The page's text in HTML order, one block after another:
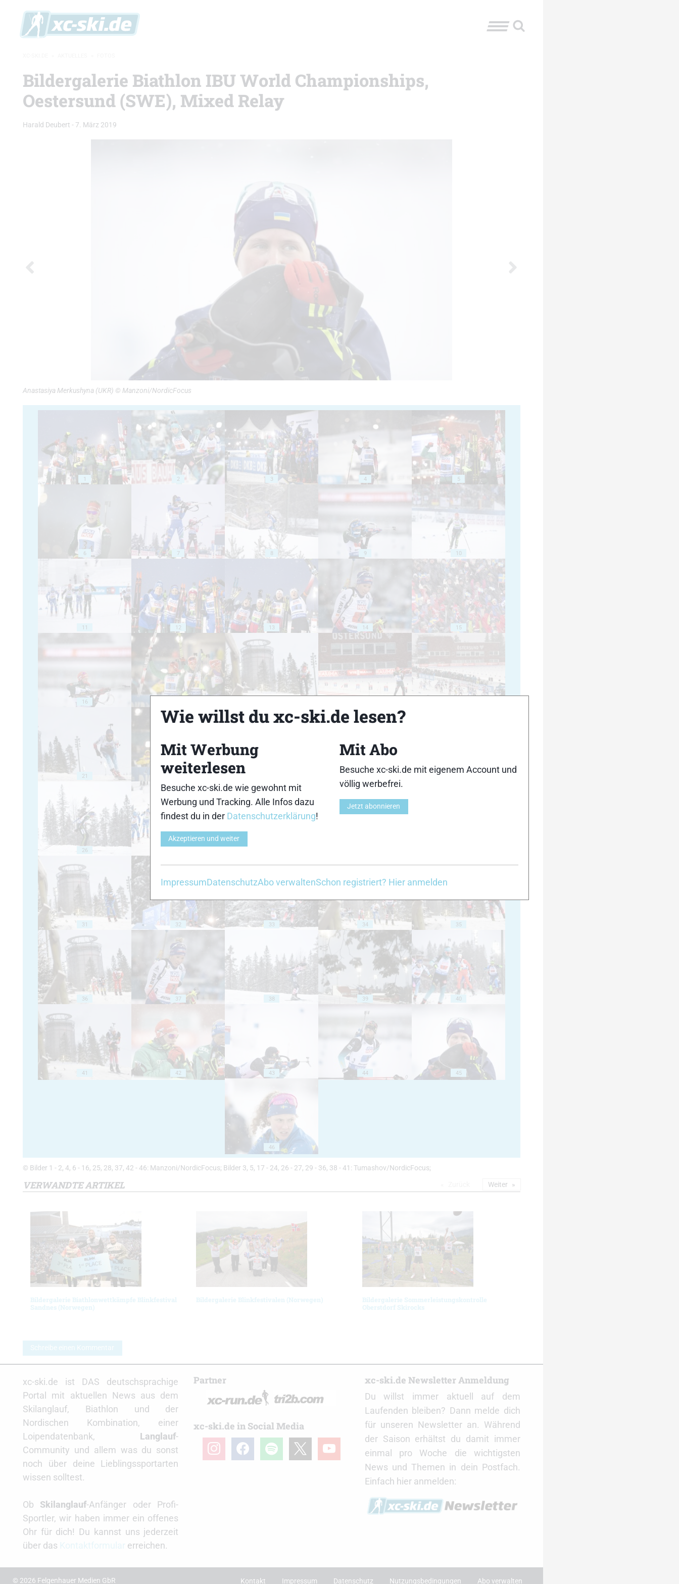
Bildergalerie Biathlon IBU World Championships,
Oestersund (SWE), Mixed Relay
Harald Deubert - 7. März 2019
Anastasiya Merkushyna (UKR) © Manzoni/NordicFocus
1 2 3 4 5
6 7 8 9 10
11 12 13 14 15
16
21 22
26
31 32 33 34 35
36 37 38 39 40
41 42 43 44 45
46
© Bilder 1 - 2, 4, 6 - 16, 25, 28, 37, 42 - 46: Manzoni/NordicFocus; Bilder 3, 5, 17 - 24, 26 - 27, 29 - 36, 38 - 41: Tumashov/NordicFocus;
VERWANDTE ARTIKEL
Bildergalerie Biathlonwettkämpfe Blinkfestival
Sandnes (Norwegen)
Bildergalerie Blinkfestivalen (Norwegen)
Bildergalerie Sommerleistungskontrolle
Oberstdorf Skirocks
Weiter
Schreibe einen Kommentar
xc-ski.de ist DAS deutschsprachige
Portal mit aktuellen News aus dem
Skilanglauf, Biathlon und der
Nordischen Kombination, einer
Loipendatenbank, Langlauf-
Community und allem was du sonst
noch über deine Lieblingssportarten
wissen solltest.
Ob Skilanglauf-Anfänger oder Profi-
Sportler, wir haben immer ein offenes
Ohr für dich! Du kannst uns jederzeit
über das
erreichen.
Partner
xc-ski.de in Social Media
instagramfacebookspotify youtube
xc-ski.de Newsletter Anmeldung
Du willst immer aktuell auf dem
Laufenden bleiben? Dann melde dich
für unseren Newsletter an. Während
der Saison erhältst du damit immer
einmal pro Woche die wichtigsten
News und Themen in dein Postfach.
Einfach hier anmelden:
© 2026 Felgenhauer Medien GbR Kontakt Impressum Datenschutz Nutzungsbedingungen Abo verwalten
Wie willst du xc-ski.de lesen?
Mit Werbung
weiterlesen
Besuche xc-ski.de wie gewohnt mit
Werbung und Tracking. Alle Infos dazu
findest du in der Datenschutzerklärung!
Akzeptieren und weiter
Mit Abo
Besuche xc-ski.de mit eigenem Account und
völlig werbefrei.
Jetzt abonnieren
ImpressumDatenschutzAbo verwaltenSchon registriert? Hier anmelden